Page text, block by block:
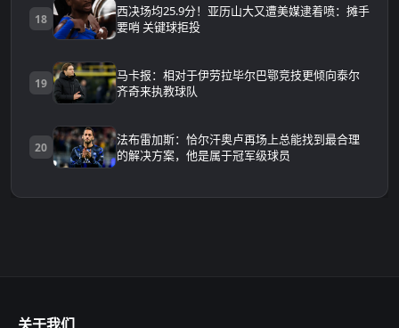
18
西决场均25.9分！亚历山大又遭美媒逮着喷：摊手
要哨 关键球拒投
19
马卡报：相对于伊劳拉毕尔巴鄂竞技更倾向泰尔
齐奇来执教球队
20
法布雷加斯：恰尔汗奥卢再场上总能找到最合理
的解决方案，他是属于冠军级球员